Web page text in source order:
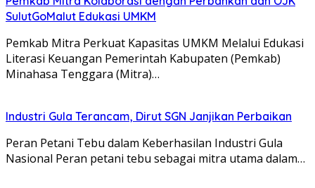
SulutGoMalut Edukasi UMKM
Pemkab Mitra Perkuat Kapasitas UMKM Melalui Edukasi
Literasi Keuangan Pemerintah Kabupaten (Pemkab)
Minahasa Tenggara (Mitra)…
Industri Gula Terancam, Dirut SGN Janjikan Perbaikan
Peran Petani Tebu dalam Keberhasilan Industri Gula
Nasional Peran petani tebu sebagai mitra utama dalam…